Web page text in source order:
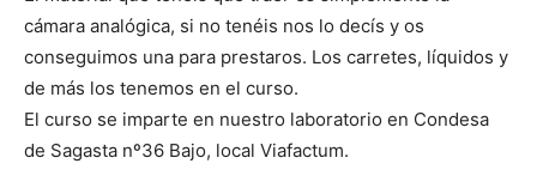
cámara analógica, si no tenéis nos lo decís y os
conseguimos una para prestaros. Los carretes, líquidos y
de más los tenemos en el curso.
El curso se imparte en nuestro laboratorio en Condesa
de Sagasta nº36 Bajo, local Viafactum.